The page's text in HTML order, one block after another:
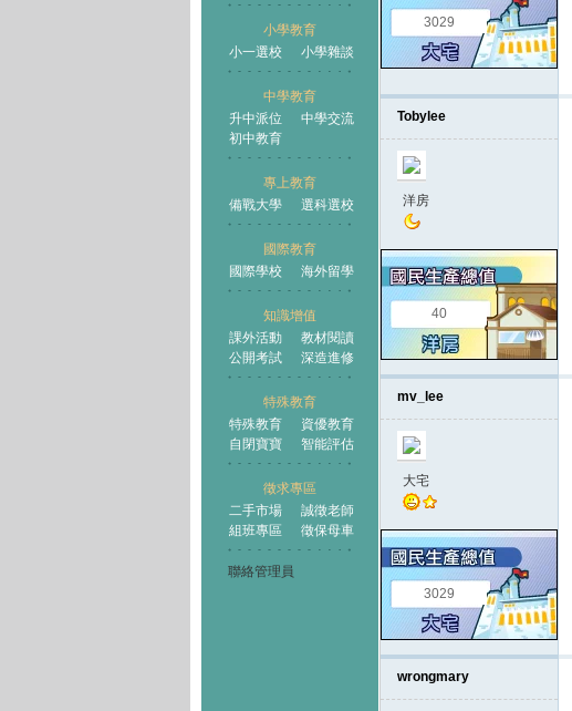
小學教育
小一選校
小學雜談
中學教育
升中派位
中學交流
初中教育
專上教育
備戰大學
選科選校
國際教育
國際學校
海外留學
知識增值
課外活動
教材閱讀
公開考試
深造進修
特殊教育
特殊教育
資優教育
自閉寶寶
智能評估
徵求專區
二手市場
誠徵老師
組班專區
徵保母車
聯絡管理員
3029
Tobylee
洋房
40
mv_lee
大宅
3029
wrongmary